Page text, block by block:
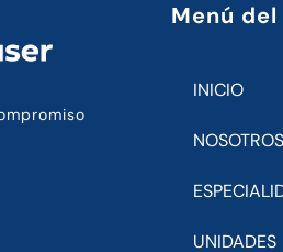
Menú
INICIO
NOSOTROS
UNIDADES